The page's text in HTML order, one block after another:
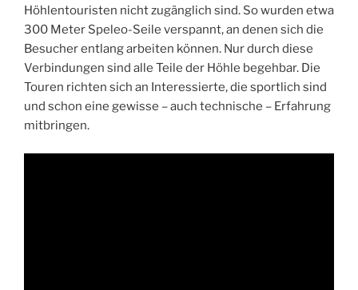
Höhlentouristen nicht zugänglich sind. So wurden etwa
300 Meter Speleo-Seile verspannt, an denen sich die
Besucher entlang arbeiten können. Nur durch diese
Verbindungen sind alle Teile der Höhle begehbar. Die
Touren richten sich an Interessierte, die sportlich sind
und schon eine gewisse – auch technische – Erfahrung
mitbringen.